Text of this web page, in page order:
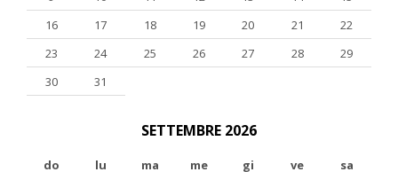
16
17 18 19 20 21
22
23
24 25 26 27 28
29
30
31
SETTEMBRE 2026
do lu ma me gi ve
sa